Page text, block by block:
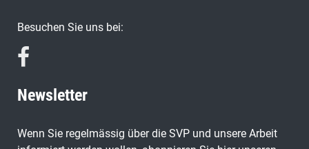
Besuchen Sie uns bei:
Newsletter
Wenn Sie regelmässig über die SVP und unsere Arbeit